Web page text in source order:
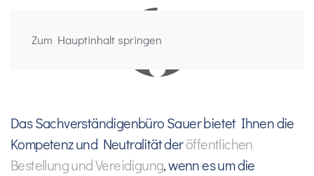
Zum Hauptinhalt springen
Das Sachverständigenbüro Sauer bietet Ihnen die
Kompetenz und Neutralität deröffentlichen
Bestellung und Vereidigung, wenn es um die